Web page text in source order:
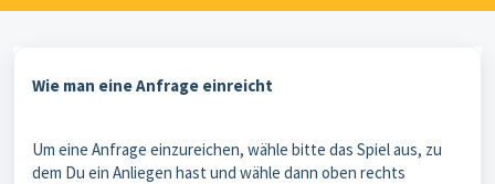
Wie man eine Anfrage einreicht
Um eine Anfrage einzureichen, wähle bitte das Spiel aus, zu
dem Du ein Anliegen hast und wähle dann oben rechts